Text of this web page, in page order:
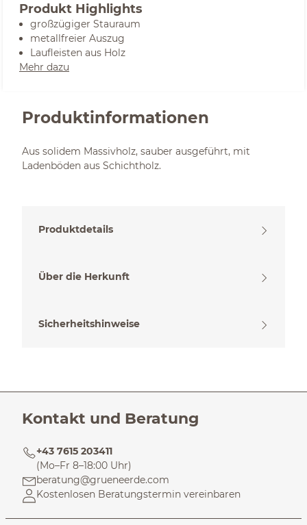
Produkt Highlights
großzügiger Stauraum
metallfreier Auszug
Laufleisten aus Holz
Mehr dazu
Produktinformationen
Aus solidem Massivholz, sauber ausgeführt, mit
Ladenböden aus Schichtholz.
Produktdetails
Über die Herkunft
Sicherheitshinweise
Kontakt und Beratung
+43 7615 203411
(Mo–Fr 8–18:00 Uhr)
beratung@grueneerde.com
Kostenlosen Beratungstermin vereinbaren